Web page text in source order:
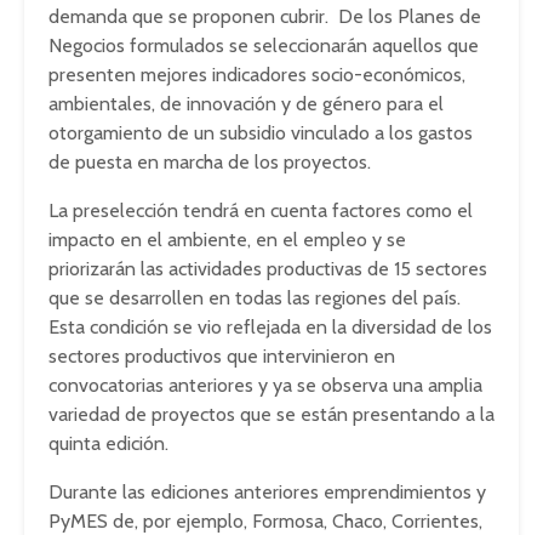
demanda que se proponen cubrir. De los Planes de
Negocios formulados se seleccionarán aquellos que
presenten mejores indicadores socio-económicos,
ambientales, de innovación y de género para el
otorgamiento de un subsidio vinculado a los gastos
de puesta en marcha de los proyectos.
La preselección tendrá en cuenta factores como el
impacto en el ambiente, en el empleo y se
priorizarán las actividades productivas de 15 sectores
que se desarrollen en todas las regiones del país.
Esta condición se vio reflejada en la diversidad de los
sectores productivos que intervinieron en
convocatorias anteriores y ya se observa una amplia
variedad de proyectos que se están presentando a la
quinta edición.
Durante las ediciones anteriores emprendimientos y
PyMES de, por ejemplo, Formosa, Chaco, Corrientes,